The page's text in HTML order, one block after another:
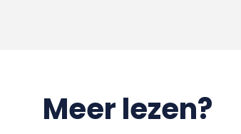
Meer lezen?